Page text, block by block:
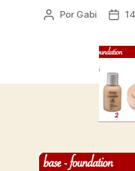
Autor
Por Gabi
Data